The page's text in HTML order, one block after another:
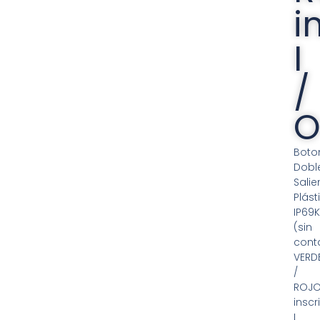
I
/
IP69K
(sin
/